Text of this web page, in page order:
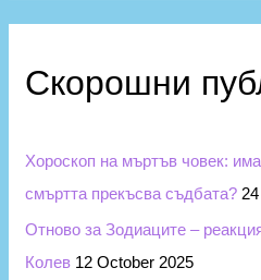
a
c
o
r
:
Скорошни
Хороскоп на мъртъв човек:
смъртта прекъсва съдбата?
Отново за Зодиаците –
Колев 12 October 2025
и